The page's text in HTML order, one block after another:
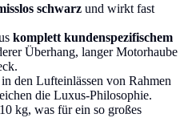
schwarz und wirkt fast
komplett kundenspezifischem
Überhang, langer Motorhaube
in den Lufteinlässen von Rahmen
die Luxus-Philosophie.
kg, was für ein so großes